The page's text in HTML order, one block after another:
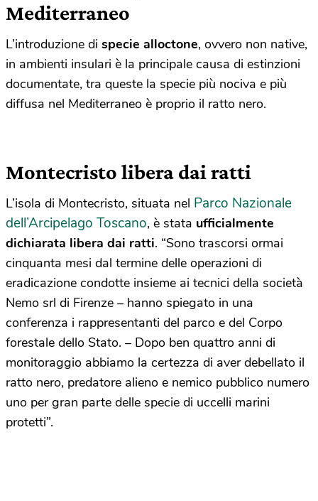
Mediterraneo
L’introduzione di specie alloctone, ovvero non native,
in ambienti insulari è la principale causa di estinzioni
documentate, tra queste la specie più nociva e più
diffusa nel Mediterraneo è proprio il ratto nero.
Montecristo libera dai ratti
L’isola di Montecristo, situata nel Parco Nazionale
dell’Arcipelago Toscano, è stata ufficialmente
dichiarata libera dai ratti. “Sono trascorsi ormai
cinquanta mesi dal termine delle operazioni di
eradicazione condotte insieme ai tecnici della società
Nemo srl di Firenze – hanno spiegato in una
conferenza i rappresentanti del parco e del Corpo
forestale dello Stato. – Dopo ben quattro anni di
monitoraggio abbiamo la certezza di aver debellato il
ratto nero, predatore alieno e nemico pubblico numero
uno per gran parte delle specie di uccelli marini
protetti”.